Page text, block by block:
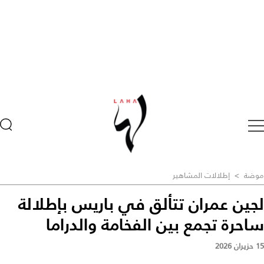
موضة > إطلالات المشاهير
لجين عمران تتألق في باريس بإطلالة
ساحرة تجمع بين الفخامة والدراما
15 حزيران 2026